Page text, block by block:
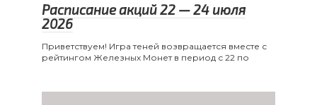
Расписание акций 22 — 24 июля
2026
Приветствуем! Игра теней возвращается вместе с
рейтингом Железных Монет в период с 22 по